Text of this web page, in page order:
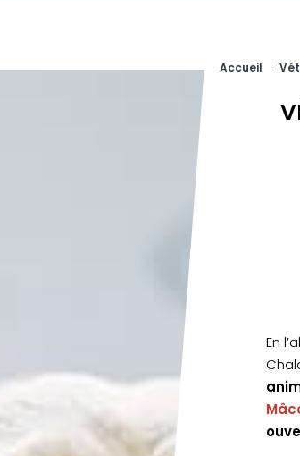
Accueil |
En